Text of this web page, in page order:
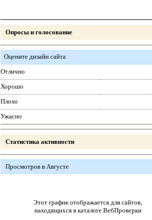
Опросы и голосование
Оцените дизайн сайта
Отлично
Хорошо
Плохо
Ужасно
Статистика активности
Просмотров в Августе
Этот график отображается для сайтов,
находящихся в каталоге ВебПроверки